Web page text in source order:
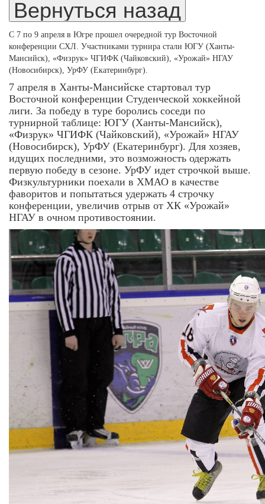
С 7 по 9 апреля в Югре прошел очередной тур Восточной
конференции СХЛ. Участниками турнира стали ЮГУ (Ханты-
Мансийск), «Физрук» ЧГИФК (Чайковский), «Урожай» НГАУ
(Новосибирск), УрФУ (Екатеринбург).
7 апреля в Ханты-Мансийске стартовал тур
Восточной конференции Студенческой хоккейной
лиги. За победу в туре боролись соседи по
турнирной таблице: ЮГУ (Ханты-Мансийск),
«Физрук» ЧГИФК (Чайковский), «Урожай» НГАУ
(Новосибирск), УрФУ (Екатеринбург). Для хозяев,
идущих последними, это возможность одержать
первую победу в сезоне. УрФУ идет строчкой выше.
Физкультурники поехали в ХМАО в качестве
фаворитов и попытаться удержать 4 строчку
конференции, увеличив отрыв от ХК «Урожай»
НГАУ в очном противостоянии.